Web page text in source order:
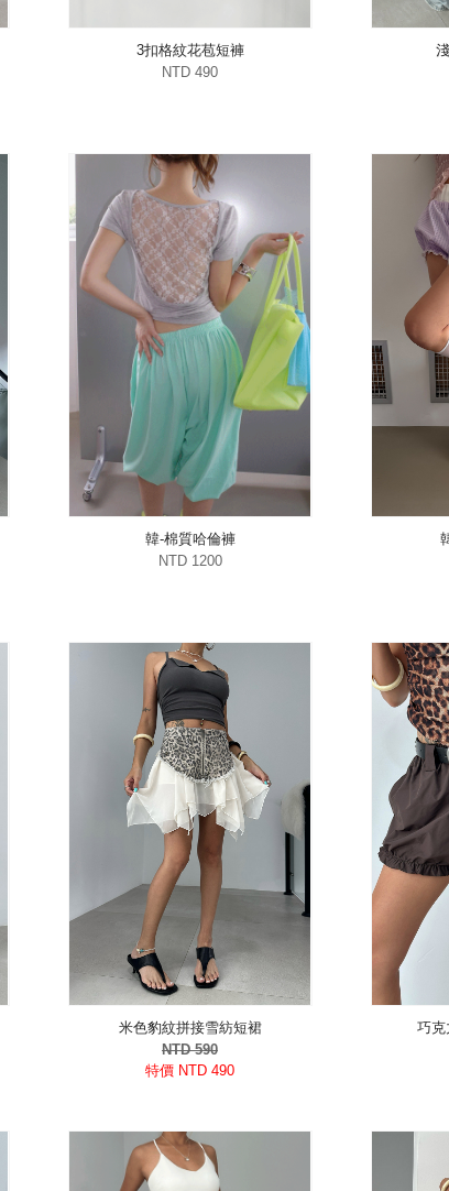
3扣格紋花苞短褲
NTD 490
韓-棉質哈倫褲
NTD 1200
米色豹紋拼接雪紡短裙
NTD 590
特價 NTD 490
巧克